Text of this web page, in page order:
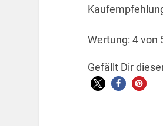
Wertung: 4 von
Gefällt Dir